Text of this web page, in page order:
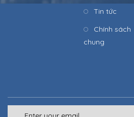
Tin tức
Chính sách
chung